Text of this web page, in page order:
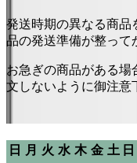
発送時期の異なる商品
品の発送準備が整って
お急ぎの商品がある場
文しないように御注意